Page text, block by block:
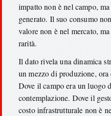
impatto non è nel campo,
generato. Il suo consumo
valore non è nel mercato,
rarità.
Il dato rivela una dinamica
un mezzo di produzione,
Dove il campo era un luogo
contemplazione. Dove il
costo infrastrutturale non è